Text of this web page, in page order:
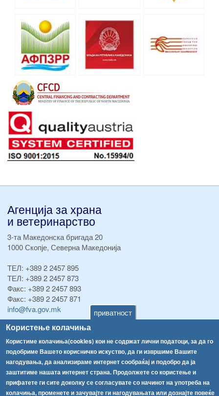
приватност
Користење колачиња
Користиме колачиња(cookies) кои не содржат лични податоци, за да го
подобриме Вашето корисничко искуство, да ги извршиме Вашите
нагодувања, да анализираме интернет сообраќај и подобро да ја
заштитиме нашата интернет страна. Продолжете со користење и
прифатете ги сите доколку се согласувате со начинот на употреба на
колачиња, променете и зачувајте ги нагодувањата или дознајте повеќе
Агенција за храна
и ветеринарство
3-та Македонска бригада 20
1000 Скопје, Северна Македонија
ТЕЛ: +389 2 2457 895
ТЕЛ: +389 2 2457 873
Факс: +389 2 2457 893
Факс: +389 2 2457 871
info@fva.gov.mk
[АХВ-претходна страна]
Соопштенија
Република Бугарија ги засили официјалните контроли при увоз на свежо овошје и зеленчук
Високите температури ризик од труење со храна, опасни се и за животните
Навигација
Архива
Регистри
Обрасци